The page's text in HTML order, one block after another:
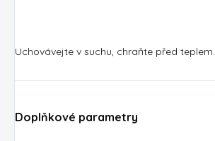
Uchovávejte v suchu, chraňte před teplem.
Doplňkové parametry